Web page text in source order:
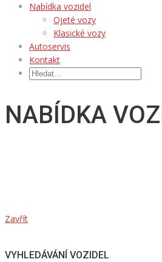
Nabídka vozidel
Ojeté vozy
Klasické vozy
Autoservis
Kontakt
NABÍDKA
Zavřít
VYHLEDÁVÁNÍ VOZIDEL